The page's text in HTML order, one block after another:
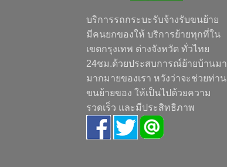
บริการรถกระบะรับจ้างรับขนย้าย
มีคนยกของให้ บริการย้ายทุกที่ใน
เขตกรุงเทพ ต่างจังหวัด ทั่วไทย
24ชม.ด้วยประสบการณ์ย้ายบ้านมา
มากมายของเรา หวังว่าจะช่วยท่าน
ขนย้ายของ ให้เป็นไปด้วยความ
รวดเร็ว และมีประสิทธิภาพ